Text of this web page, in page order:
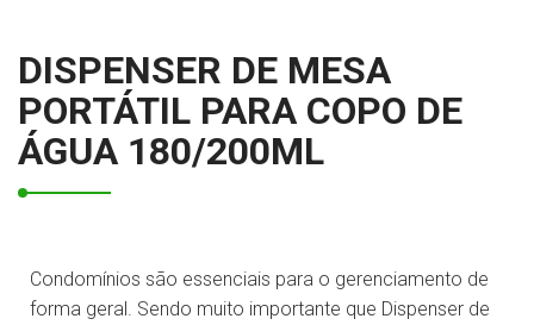
DISPENSER DE MESA
PORTÁTIL PARA COPO DE
ÁGUA 180/200ML
Condomínios são essenciais para o gerenciamento de
forma geral. Sendo muito importante que Dispenser de